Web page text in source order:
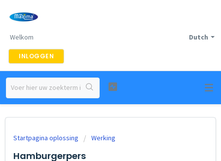
Dutch
Welkom
INLOGGEN
Startpagina oplossing Werking
Hamburgerpers